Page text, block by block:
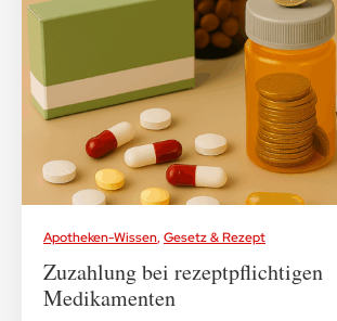
Medikamenten-Tipps
Ratgeber & Lebenshilfe
Apotheken-Wissen,Gesetz & Rezept
Zuzahlung bei rezeptpflichtigen
Medikamenten